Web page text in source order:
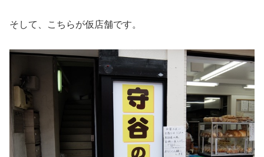
そして、こちらが仮店舗です。